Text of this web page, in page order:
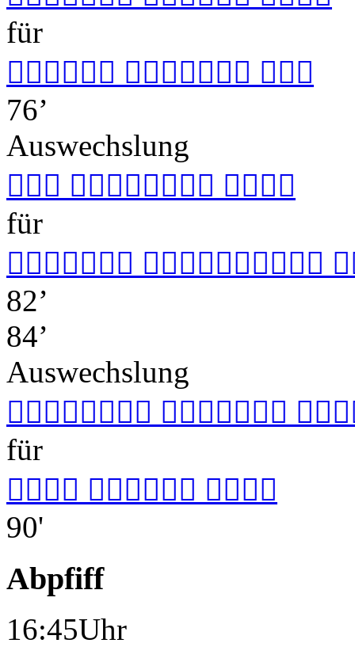
für
  
76’
Auswechslung
  
für
 
82’
84’
Auswechslung
 
für
  
90'
Abpfiff
16:45Uhr